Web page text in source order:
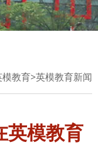
模教育>英模教育新闻
英模教育